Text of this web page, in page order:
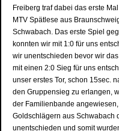
Freiberg traf dabei das erste
MTV Spätlese aus
Schwabach. Das erste Spiel
konnten wir mit 1:0 für uns
wir unentschieden bevor wir
mit einen 2:0 Sieg für uns
unser erstes Tor, schon 15sec.
den Gruppensieg zu erlangen,
der Familienbande
Goldschlägern aus Schwabach
unentschieden und somit